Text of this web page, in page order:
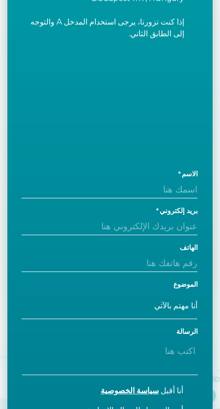
إذا كنت تزورنا، يرجى استخدام المدخل A والتوجه
إلى الطابق الثاني.
الاسم
بريد إلكتروني
الهاتف
الموضوع
الرسالة
أنا أقبل سياسة الخصوصية